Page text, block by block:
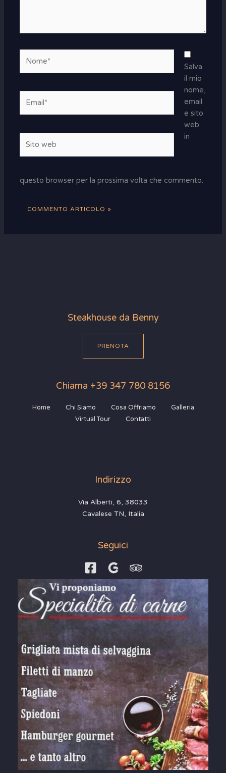
web
Salva
il mio
nome,
email
e sito
web
in
questo browser per la prossima volta che commento.
Steakhouse da Benny
PRENOTA
Chiama +39 347 780 8156
Home Chi Siamo Cosa Offriamo
Galleria
Virtual Tour
Contatti
Indirizzo
Via Alberti, 6, 38033
Cavalese TN, Italia
Seguici